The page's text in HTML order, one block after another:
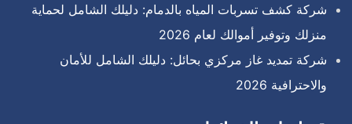
شركة كشف تسربات المياه بالدمام: دليلك الشامل لحماية
منزلك وتوفير أموالك لعام 2026
شركة تمديد غاز مركزي بحائل: دليلك الشامل للأمان
والاحترافية 2026